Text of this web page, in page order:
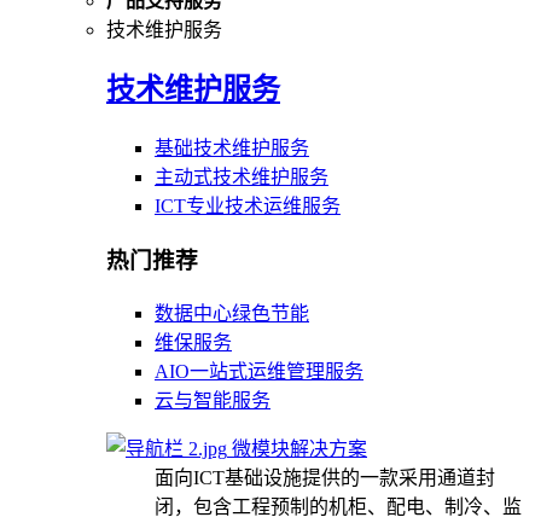
技术维护服务
技术维护服务
基础技术维护服务
主动式技术维护服务
ICT专业技术运维服务
热门推荐
数据中心绿色节能
维保服务
AIO一站式运维管理服务
云与智能服务
微模块解决方案
面向ICT基础设施提供的一款采用通道封
闭，包含工程预制的机柜、配电、制冷、监